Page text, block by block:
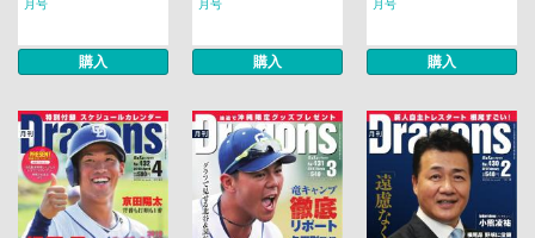
月号
購入
月号
購入
月号
購入